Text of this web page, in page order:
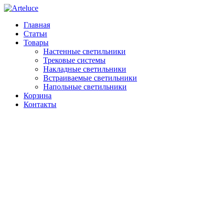
Главная
Статьи
Товары
Настенные светильники
Трековые системы
Накладные светильники
Встраиваемые светильники
Напольные светильники
Корзина
Контакты